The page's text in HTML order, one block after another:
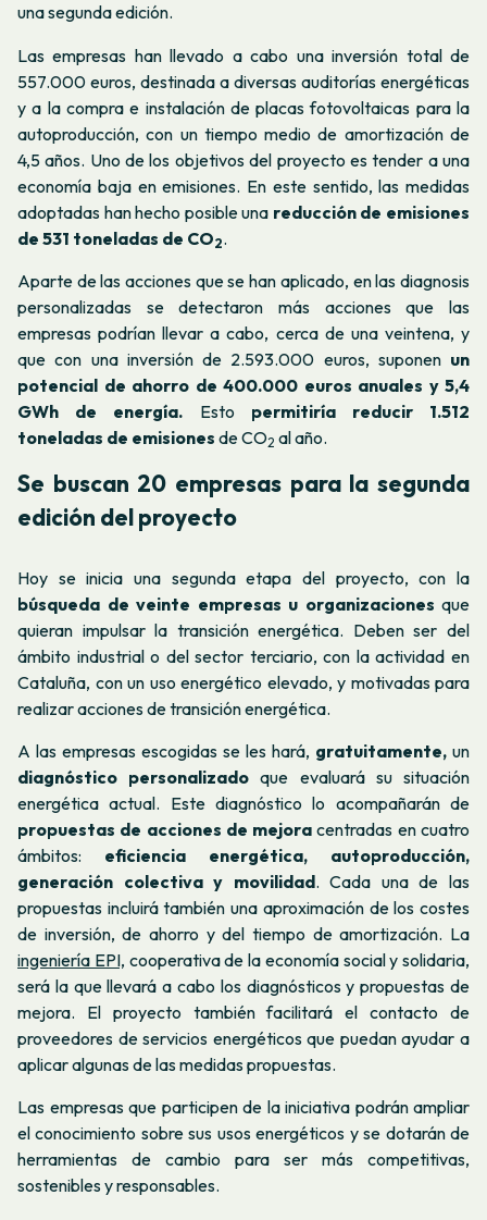
una segunda edición.
Las empresas han llevado a cabo una inversión total de
557.000 euros, destinada a diversas auditorías energéticas
y a la compra e instalación de placas fotovoltaicas para la
autoproducción, con un tiempo medio de amortización de
4,5 años. Uno de los objetivos del proyecto es tender a una
economía baja en emisiones. En este sentido, las medidas
adoptadas han hecho posible una reducción de emisiones
de 531 toneladas de CO2.
Aparte de las acciones que se han aplicado, en las diagnosis
personalizadas se detectaron más acciones que las
empresas podrían llevar a cabo, cerca de una veintena, y
que con una inversión de 2.593.000 euros, suponen un
potencial de ahorro de 400.000 euros anuales y 5,4
GWh de energía. Esto permitiría reducir 1.512
toneladas de emisiones de CO2 al año.
Se buscan 20 empresas para la segunda
edición del proyecto
Hoy se inicia una segunda etapa del proyecto, con la
búsqueda de veinte empresas u organizaciones que
quieran impulsar la transición energética. Deben ser del
ámbito industrial o del sector terciario, con la actividad en
Cataluña, con un uso energético elevado, y motivadas para
realizar acciones de transición energética.
A las empresas escogidas se les hará, gratuitamente, un
diagnóstico personalizado que evaluará su situación
energética actual. Este diagnóstico lo acompañarán de
propuestas de acciones de mejora centradas en cuatro
ámbitos: eficiencia energética, autoproducción,
generación colectiva y movilidad. Cada una de las
propuestas incluirá también una aproximación de los costes
de inversión, de ahorro y del tiempo de amortización. La
ingeniería EPI, cooperativa de la economía social y solidaria,
será la que llevará a cabo los diagnósticos y propuestas de
mejora. El proyecto también facilitará el contacto de
proveedores de servicios energéticos que puedan ayudar a
aplicar algunas de las medidas propuestas.
Las empresas que participen de la iniciativa podrán ampliar
el conocimiento sobre sus usos energéticos y se dotarán de
herramientas de cambio para ser más competitivas,
sostenibles y responsables.